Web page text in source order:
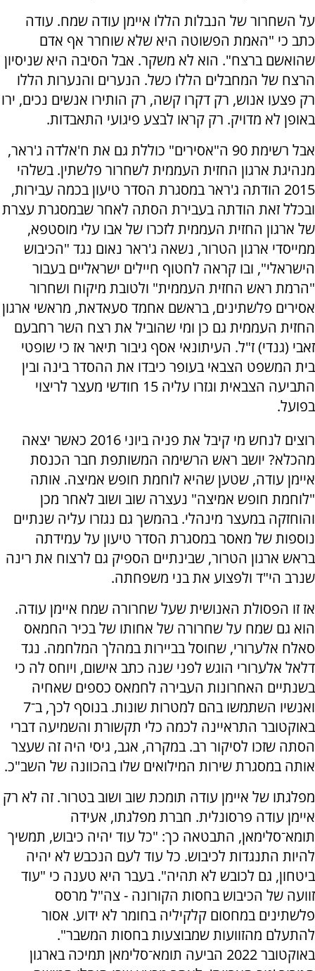
על השחרור של הנבלות הללו איימן עודה שמח. עודה
כתב כי "האמת הפשוטה היא שלא שוחרר אף אדם
שהואשם ברצח". הוא לא משקר. אבל הסיבה היא שניסיון
הרצח של המחבלים הללו כשל. הנערים והנערות הללו
רק פצעו אנוש, רק דקרו קשה, רק הותירו אנשים נכים, ירו
באופן לא מדויק. רק קראו לבצע פיגועי התאבדות.
אבל רשימת 90 ה"אסירים" כוללת גם את ח'אלדה ג'ראר,
מנהיגת ארגון החזית העממית לשחרור פלשתין. בשלהי
2015 הודתה ג'ראר במסגרת הסדר טיעון בכמה עבירות,
ובכלל זאת הודתה בעבירת הסתה לאחר שבמסגרת עצרת
של ארגון החזית העממית לזכרו של אבו עלי מוסטפא,
ממייסדי ארגון הטרור, נשאה ג'ראר נאום נגד "הכיבוש
הישראלי", ובו קראה לחטוף חיילים ישראליים בעבור
"הרמת ראש החזית העממית" ולטובת מיקוח ושחרור
אסירים פלשתינים, בראשם אחמד סעאדאת, מראשי ארגון
החזית העממית גם כן ומי שהוביל את רצח השר רחבעם
זאבי (גנדי) ז"ל. העיתונאי אסף גיבור תיאר אז כי שופטי
בית המשפט הצבאי בעופר כיבדו את ההסדר בינה ובין
התביעה הצבאית וגזרו עליה 15 חודשי מעצר לריצוי
בפועל.
רוצים לנחש מי קיבל את פניה ביוני 2016 כאשר יצאה
מהכלא? יושב ראש הרשימה המשותפת חבר הכנסת
איימן עודה, שטען שהיא לוחמת חופש אמיצה. אותה
"לוחמת חופש אמיצה" נעצרה שוב ושוב לאחר מכן
והוחזקה במעצר מינהלי. בהמשך גם נגזרו עליה שנתיים
נוספות של מאסר במסגרת הסדר טיעון על עמידתה
בראש ארגון הטרור, שבינתיים הספיק גם לרצוח את רינה
שנרב הי"ד ולפצוע את בני משפחתה.
אז זו הפסולת האנושית שעל שחרורה שמח איימן עודה.
הוא גם שמח על שחרורה של אחותו של בכיר החמאס
סאלח אלערורי, שחוסל בביירות במהלך המלחמה. נגד
דלאל אלערורי הוגש לפני שנה כתב אישום, ויוחס לה כי
בשנתיים האחרונות העבירה לחמאס כספים שאחיה
ואנשיו השתמשו בהם למטרות שונות. בנוסף לכך, ב־7
באוקטובר התראיינה לכמה כלי תקשורת והשמיעה דברי
הסתה שזכו לסיקור רב. במקרה, אגב, גיסי היה זה שעצר
אותה במסגרת שירות המילואים שלו בהכוונה של השב"כ.
מפלגתו של איימן עודה תומכת שוב ושוב בטרור. זה לא רק
איימן עודה פרסונלית. חברת מפלגתו, אעידה
תומא־סלימאן, התבטאה כך: "כל עוד יהיה כיבוש, תמשיך
להיות התנגדות לכיבוש. כל עוד לעם הנכבש לא יהיה
ביטחון, גם לכובש לא תהיה". בעבר היא טענה כי "עוד
זוועה של הכיבוש בחסות הקורונה - צה"ל מרסס
פלשתינים במחסום קלקיליה בחומר לא ידוע. אסור
להתעלם מהזוועות שמבוצעות בחסות המשבר".
באוקטובר 2022 הביעה תומא־סלימאן תמיכה בארגון